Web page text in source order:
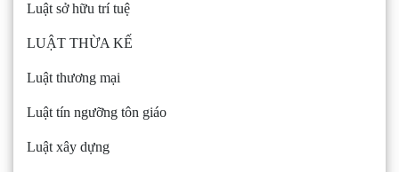
Luật sở hữu trí tuệ
LUẬT THỪA KẾ
Luật thương mại
Luật tín ngưỡng tôn giáo
Luật xây dựng